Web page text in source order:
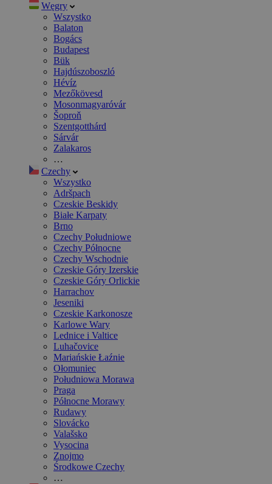
Węgry
Wszystko
Balaton
Bogács
Budapest
Bük
Hajdúszoboszló
Hévíz
Mezőkövesd
Mosonmagyaróvár
Šoproň
Szentgotthárd
Sárvár
Zalakaros
…
Czechy
Wszystko
Adršpach
Czeskie Beskidy
Białe Karpaty
Brno
Czechy Południowe
Czechy Północne
Czechy Wschodnie
Czeskie Góry Izerskie
Czeskie Góry Orlickie
Harrachov
Jeseniki
Czeskie Karkonosze
Karlowe Wary
Lednice i Valtice
Luhačovice
Mariańskie Łaźnie
Ołomuniec
Południowa Morawa
Praga
Północne Morawy
Rudawy
Slovácko
Valašsko
Vysocina
Znojmo
Środkowe Czechy
…